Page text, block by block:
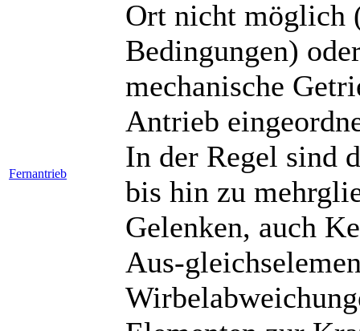
Fernantrieb
Ort nicht möglich
Bedingungen)
mechanische
Antrieb
In der Regel sind
bis hin zu
Gelenken, auch
Aus-